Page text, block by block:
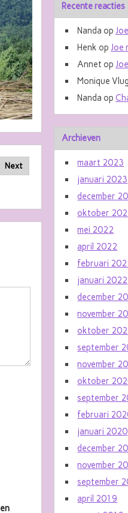
Next
Recente reacties
Nanda op
Henk opJoe
Annet op
Monique
Nanda op
Archieven
maart 2023
januari 2023
december
oktober
mei 2022
april 2022
februari
januari 2022
december
november
oktober
september
november
oktober
september
februari
januari 2020
december
november
september
april 2019